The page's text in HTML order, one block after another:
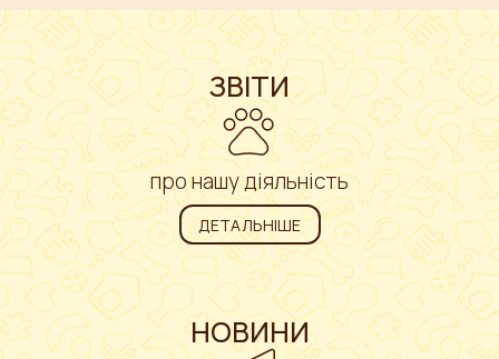
ЗВІТИ
про нашу діяльність
ДЕТАЛЬНІШЕ
НОВИНИ